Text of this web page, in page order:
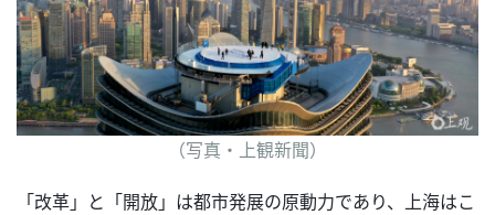
（写真・上観新聞）
「改革」と「開放」は都市発展の原動力であり、上海はこ